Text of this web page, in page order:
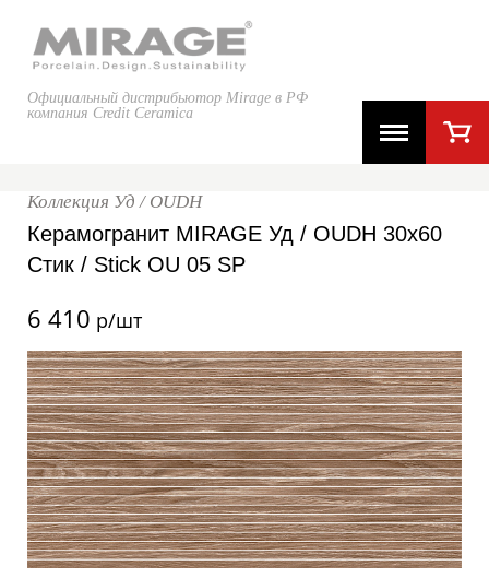
Официальный дистрибьютор Mirage в РФ
компания Credit Ceramica
Коллекция Уд / OUDH
Керамогранит MIRAGE Уд / OUDH 30x60
Стик / Stick OU 05 SP
6 410 р/шт